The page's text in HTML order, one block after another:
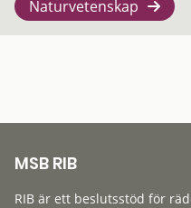
Naturvetenskap
MSB RIB
RIB är ett beslutsstöd för